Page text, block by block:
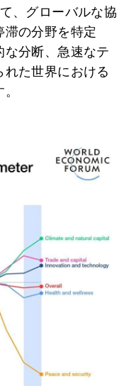
、グローバルな協
の分野を特定
な分断、急速なテ
た世界における